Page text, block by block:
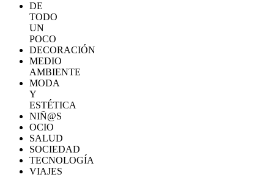
DE
TODO
UN
POCO
DECORACIÓN
MEDIO
AMBIENTE
MODA
Y
ESTÉTICA
NIÑ@S
OCIO
SALUD
SOCIEDAD
TECNOLOGÍA
VIAJES